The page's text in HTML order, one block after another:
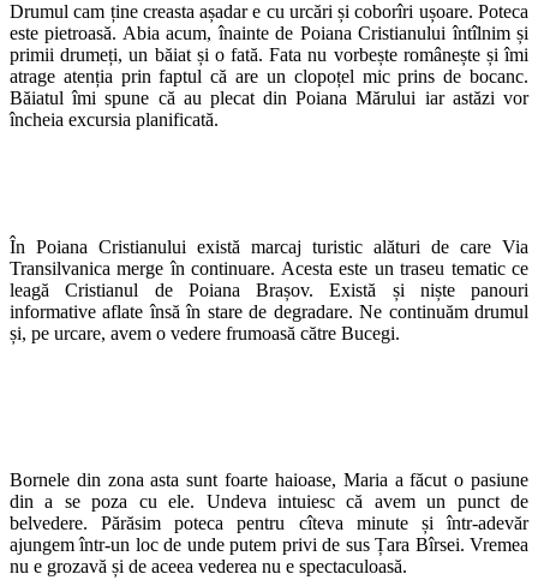
Drumul cam ține creasta așadar e cu urcări și coborîri ușoare. Poteca
este pietroasă. Abia acum, înainte de Poiana Cristianului întîlnim și
primii drumeți, un băiat și o fată. Fata nu vorbește românește și îmi
atrage atenția prin faptul că are un clopoțel mic prins de bocanc.
Băiatul îmi spune că au plecat din Poiana Mărului iar astăzi vor
încheia excursia planificată.
În Poiana Cristianului există marcaj turistic alături de care Via
Transilvanica merge în continuare. Acesta este un traseu tematic ce
leagă Cristianul de Poiana Brașov. Există și niște panouri
informative aflate însă în stare de degradare. Ne continuăm drumul
și, pe urcare, avem o vedere frumoasă către Bucegi.
Bornele din zona asta sunt foarte haioase, Maria a făcut o pasiune
din a se poza cu ele. Undeva intuiesc că avem un punct de
belvedere. Părăsim poteca pentru cîteva minute și într-adevăr
ajungem într-un loc de unde putem privi de sus Țara Bîrsei. Vremea
nu e grozavă și de aceea vederea nu e spectaculoasă.